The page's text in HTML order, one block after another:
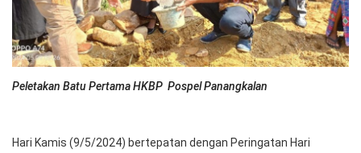
Peletakan Batu Pertama HKBP Pospel Panangkalan
Hari Kamis (9/5/2024) bertepatan dengan Peringatan Hari